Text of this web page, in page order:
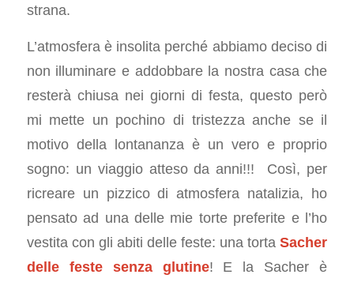
strana.
L’atmosfera è insolita perché abbiamo deciso di
non illuminare e addobbare la nostra casa che
resterà chiusa nei giorni di festa, questo però
mi mette un pochino di tristezza anche se il
motivo della lontananza è un vero e proprio
sogno: un viaggio atteso da anni!!! Così, per
ricreare un pizzico di atmosfera natalizia, ho
pensato ad una delle mie torte preferite e l’ho
vestita con gli abiti delle feste: una tortaSacher
delle feste senza glutine! E la Sacher è